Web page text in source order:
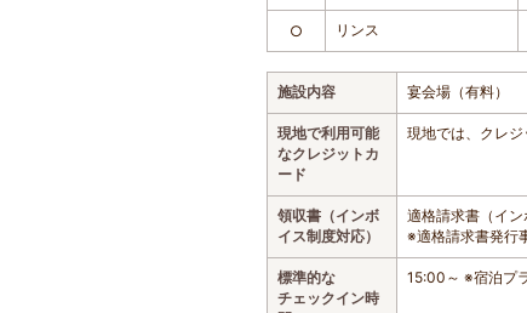
○ リンス
施設内容 宴会場（有料）
現地で利用可能
なクレジットカ
ード
現地では、クレ
領収書（インボ
イス制度対応）
適格請求書（イン
※適格請求書発行
標準的な
チェックイン時
15:00～ ※宿泊プ